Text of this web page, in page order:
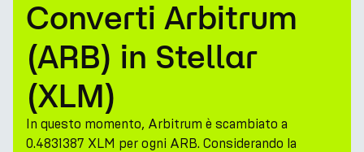
Mercati
Calcolatori
PARK Token
Risorse
Azienda
Converti Arbitrum
(ARB) in Stellar
(XLM)
In questo momento, Arbitrum è scambiato a
0.4831387 XLM per ogni ARB. Considerando la